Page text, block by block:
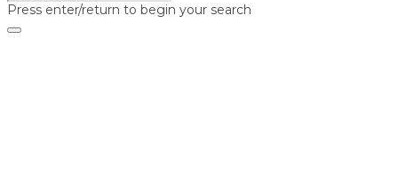
Press enter/return to begin your search